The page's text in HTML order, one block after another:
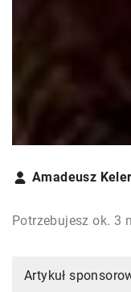
Amadeusz Keler
Potrzebujesz ok. 3
Artykuł